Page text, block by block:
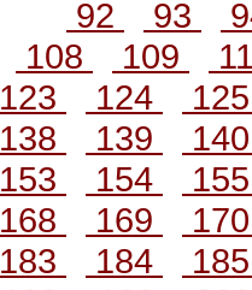
92
93
108
109
123
124
138
139
153
154
168
169
183
184